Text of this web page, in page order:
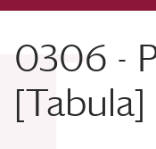
0306 -
[Tabula]